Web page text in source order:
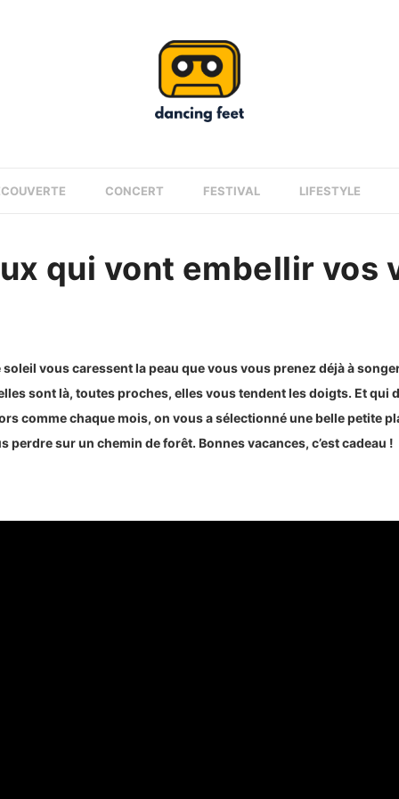
CONCERT FESTIVAL LIFESTYLE
qui vont embellir vos
vous caressent la peau que vous vous prenez déjà à
sont là, toutes proches, elles vous tendent les doigts. Et qui
comme chaque mois, on vous a sélectionné une belle petite
perdre sur un chemin de forêt. Bonnes vacances, c’est cadeau !